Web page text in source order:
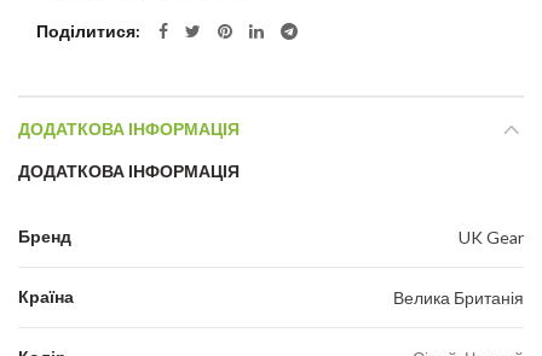
Поділитися
ДОДАТКОВА ІНФОРМАЦІЯ
ДОДАТКОВА ІНФОРМАЦІЯ
Бренд UK Gear
Країна Велика Британія